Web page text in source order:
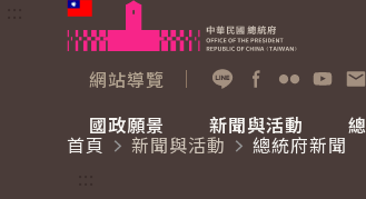
跳到主要內容
網站導覽
國政願景 新聞與活動
首頁
新聞與活動
總統府新聞